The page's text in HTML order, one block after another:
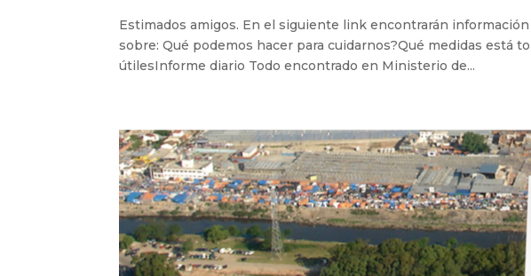
Estimados amigos. En el siguiente link encontrarán
sobre: Qué podemos hacer para cuidarnos?Qué medidas está
útilesInforme diario Todo encontrado en Ministerio de...